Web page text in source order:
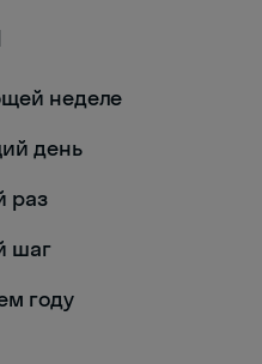
неделе
день
раз
шаг
году